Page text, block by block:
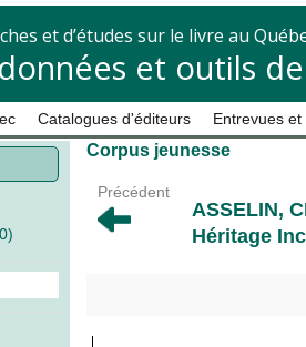
et d’études sur le livre au
et outils
Catalogues d'éditeurs Entrevues
0)
Corpus jeunesse
Précédent
ASSELIN,
Héritage